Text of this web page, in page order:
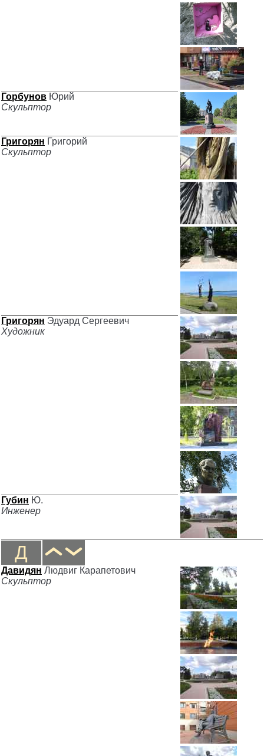
Горбунов Юрий
Скульптор
Григорян Григорий
Скульптор
Григорян Эдуард Сергеевич
Художник
Губин Ю.
Инженер
Д
Давидян Людвиг Карапетович
Скульптор